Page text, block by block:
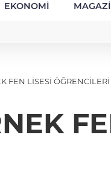
EKONOMİ
FEN LİSESİ